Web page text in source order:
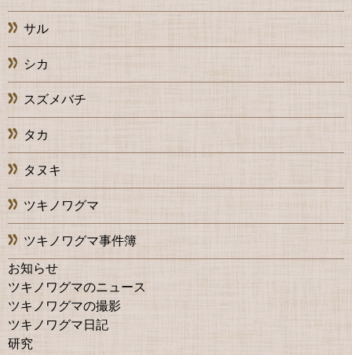
サル
シカ
スズメバチ
タカ
タヌキ
ツキノワグマ
ツキノワグマ事件簿
お知らせ
ツキノワグマのニュース
ツキノワグマの撮影
ツキノワグマ日記
研究